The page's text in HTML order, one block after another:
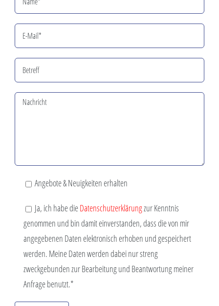
Angebote & Neuigkeiten erhalten
Ja, ich habe dieDatenschutzerklärungzur Kenntnis
genommen und bin damit einverstanden, dass die von mir
angegebenen Daten elektronisch erhoben und gespeichert
werden. Meine Daten werden dabei nur streng
zweckgebunden zur Bearbeitung und Beantwortung meiner
Anfrage benutzt.*